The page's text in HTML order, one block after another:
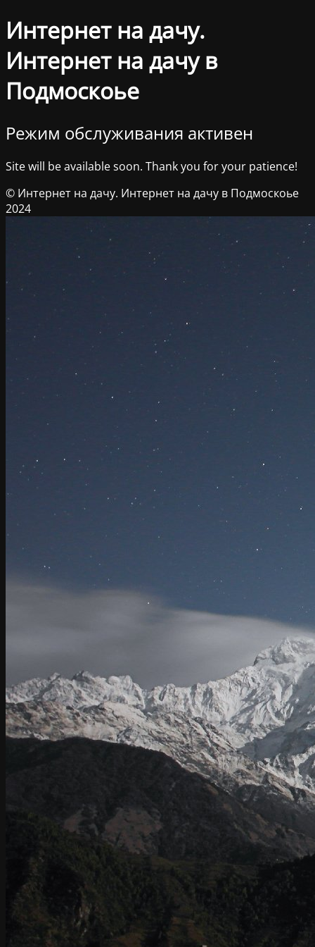
Интернет на дачу.
Интернет на дачу в
Подмоскоье
Режим обслуживания активен
Site will be available soon. Thank you for your patience!
© Интернет на дачу. Интернет на дачу в Подмоскоье
2024